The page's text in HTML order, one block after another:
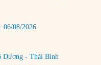
06/08/2026
Dương - Thái Bình